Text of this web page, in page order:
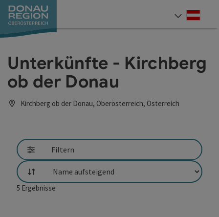
Zum Inhalt
Zur Navigation
Zum Seitenanfang
Zur Kontaktseite
Zum Impressum
Zur Startseite
Unterkünfte - Kirchberg
ob der Donau
Kirchberg ob der Donau, Oberösterreich, Österreich
Filtern
Sortierung
5 Ergebnisse